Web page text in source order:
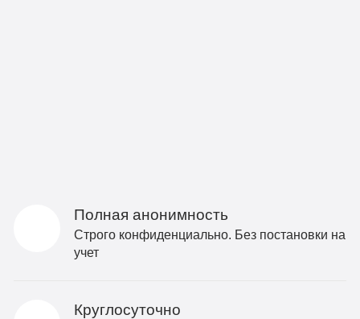
Полная анонимность
Строго конфиденциально. Без постановки на
учет
Круглосуточно